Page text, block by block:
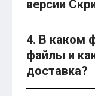
версии
4. В каком
файлы и
доставка?